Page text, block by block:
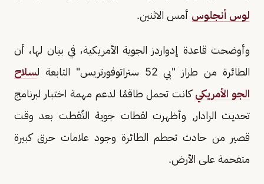
لوس أنجلوس أمس الاثنين.
وأوضحت قاعدة إدواردز الجوية الأمريكية، في بيان لها، أن
الطائرة من طراز "بي 52 ستراتوفورتريس" التابعة ل
سلاح
الجو الأمريكيكانت تحمل طاقمًا لدعم مهمة اختبار لبرنامج
تحديث الرادار, وأظهرت لقطات جوية التُقطت بعد وقت
قصير من حادث تحطم الطائرة وجود علامات حرق كبيرة
متفحمة على الأرض.